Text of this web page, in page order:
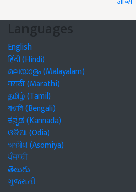
Languages
English
हिंदी (Hindi)
മലയാളം (Malayalam)
मराठी (Marathi)
தமிழ் (Tamil)
বাঙালি (Bengali)
ಕನ್ನಡ (Kannada)
ଓଡିଆ (Odia)
অসমীয়া (Asomiya)
ਪੰਜਾਬੀ
తెలుగు
ગુજરાતી